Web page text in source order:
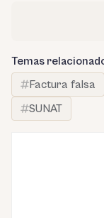
Temas
Factura falsa
SUNAT